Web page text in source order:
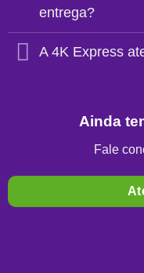
entrega?
A 4K Express
Ainda
Fale